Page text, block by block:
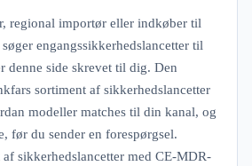
regional importør eller indkøber til
engangssikkerhedslancetter til
denne side skrevet til dig. Den
sortiment af sikkerhedslancetter
modeller matches til din kanal, og
før du sender en forespørgsel.
sikkerhedslancetter med CE-MDR-